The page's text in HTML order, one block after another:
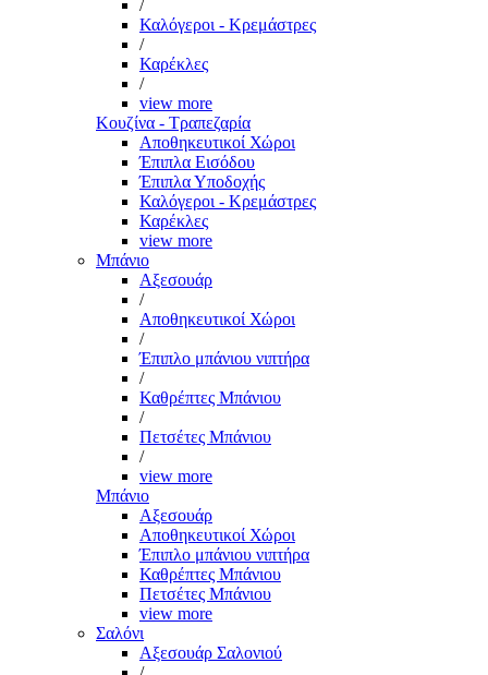
/
Καλόγεροι - Κρεμάστρες
/
Καρέκλες
/
view more
Κουζίνα - Τραπεζαρία
Αποθηκευτικοί Χώροι
Έπιπλα Εισόδου
Έπιπλα Υποδοχής
Καλόγεροι - Κρεμάστρες
Καρέκλες
view more
Μπάνιο
Αξεσουάρ
/
Αποθηκευτικοί Χώροι
/
Έπιπλο μπάνιου νιπτήρα
/
Καθρέπτες Μπάνιου
/
Πετσέτες Μπάνιου
/
view more
Μπάνιο
Αξεσουάρ
Αποθηκευτικοί Χώροι
Έπιπλο μπάνιου νιπτήρα
Καθρέπτες Μπάνιου
Πετσέτες Μπάνιου
view more
Σαλόνι
Αξεσουάρ Σαλονιού